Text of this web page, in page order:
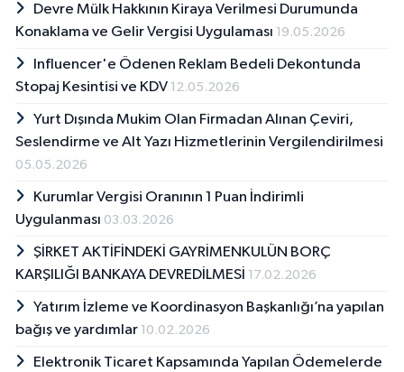
Devre Mülk Hakkının Kiraya Verilmesi Durumunda
Konaklama ve Gelir Vergisi Uygulaması 19.05.2026
Influencer'e Ödenen Reklam Bedeli Dekontunda
Stopaj Kesintisi ve KDV 12.05.2026
Yurt Dışında Mukim Olan Firmadan Alınan Çeviri,
Seslendirme ve Alt Yazı Hizmetlerinin Vergilendirilmesi
05.05.2026
Kurumlar Vergisi Oranının 1 Puan İndirimli
Uygulanması 03.03.2026
ŞİRKET AKTİFİNDEKİ GAYRİMENKULÜN BORÇ
KARŞILIĞI BANKAYA DEVREDİLMESİ 17.02.2026
Yatırım İzleme ve Koordinasyon Başkanlığı’na yapılan
bağış ve yardımlar 10.02.2026
Elektronik Ticaret Kapsamında Yapılan Ödemelerde